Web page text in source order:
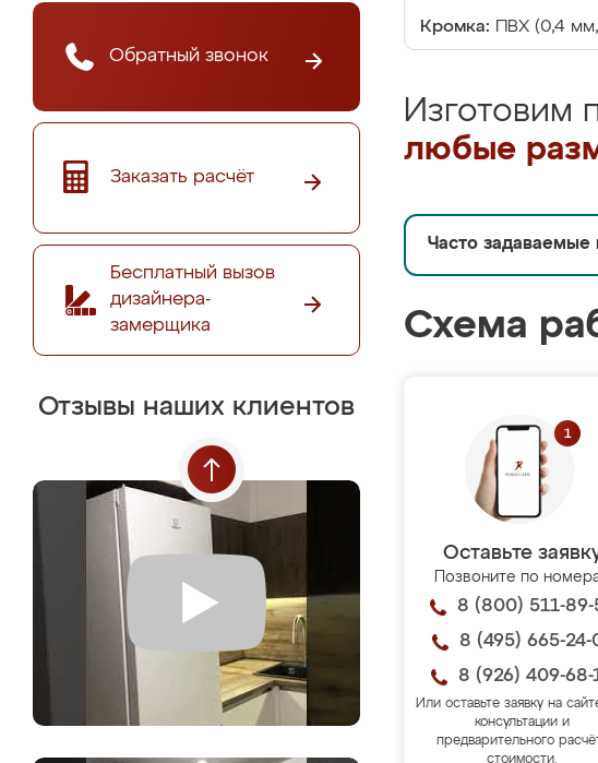
Обратный звонок
Заказать расчёт
Бесплатный вызов
дизайнера-
замерщика
Отзывы наших клиентов
Кромка: ПВХ (0,4
Изготовим
любые
Часто задаваемые
Схема
Оставьте
Позвоните по
8 (800) 511-89-
8 (495) 665-24-
8 (926) 409-68-
Или оставьте заявку на
консультации и
предварительного
стоимости.